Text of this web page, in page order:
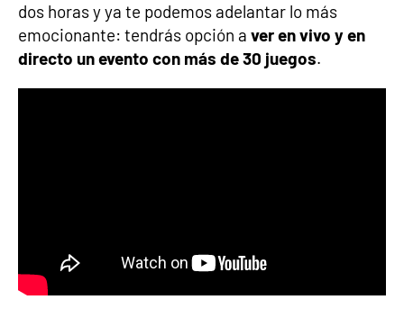
dos horas y ya te podemos adelantar lo más
emocionante: tendrás opción a ver en vivo y en
directo un evento con más de 30 juegos.